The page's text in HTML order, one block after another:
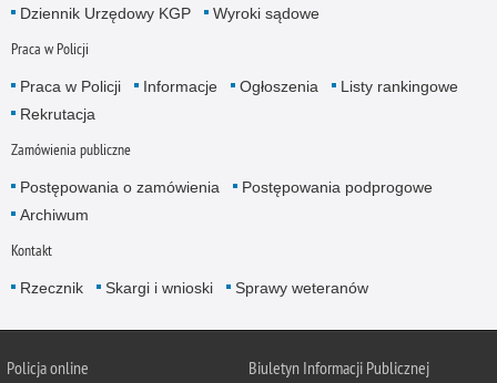
Dziennik Urzędowy KGP Wyroki sądowe
Praca w Policji
Praca w Policji Informacje Ogłoszenia
Listy rankingowe
Rekrutacja
Zamówienia publiczne
Postępowania o zamówienia
Postępowania podprogowe
Archiwum
Kontakt
Rzecznik Skargi i wnioski Sprawy weteranów
Policjaonline
Biuletyn Informacji Publicznej